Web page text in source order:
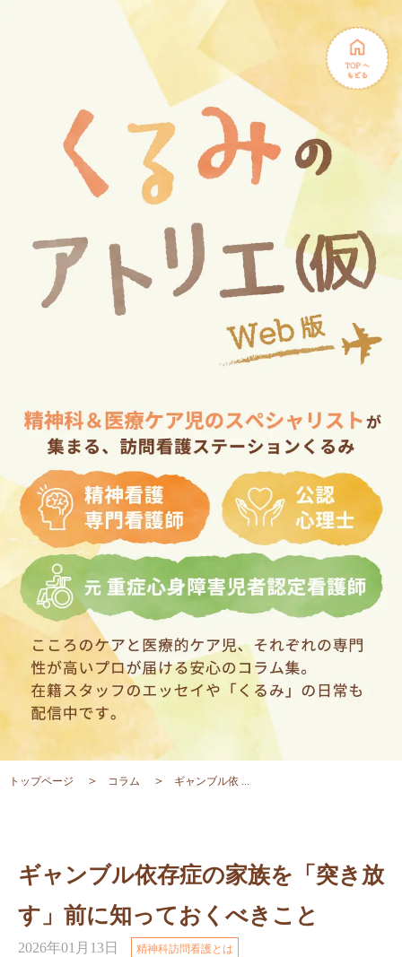
トップページ コラム ギャンブル依 ...
ギャンブル依存症の家族を「突き放
す」前に知っておくべきこと
2026年01月13日 精神科訪問看護とは